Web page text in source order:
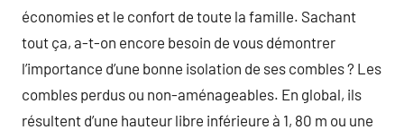
économies et le confort de toute la famille. Sachant
tout ça, a-t-on encore besoin de vous démontrer
l’importance d’une bonne isolation de ses combles ? Les
combles perdus ou non-aménageables. En global, ils
résultent d’une hauteur libre inférieure à 1, 80 m ou une